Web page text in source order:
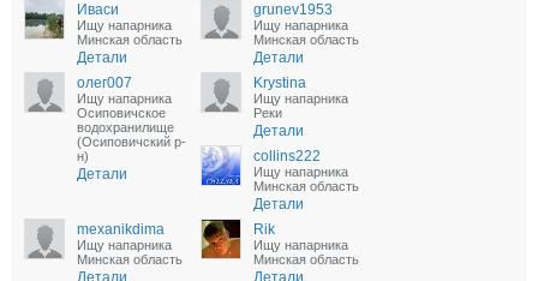
Иваси
Ищу напарника
Минская область
Детали
grunev1953
Ищу напарника
Минская область
Детали
олег007
Ищу напарника
Осиповичское
водохранилище
(Осиповичский р-
н)
Детали
Krystina
Ищу напарника
Реки
Детали
collins222
Ищу напарника
Минская область
Детали
mexanikdima
Ищу напарника
Минская область
Детали
Rik
Ищу напарника
Минская область
Детали